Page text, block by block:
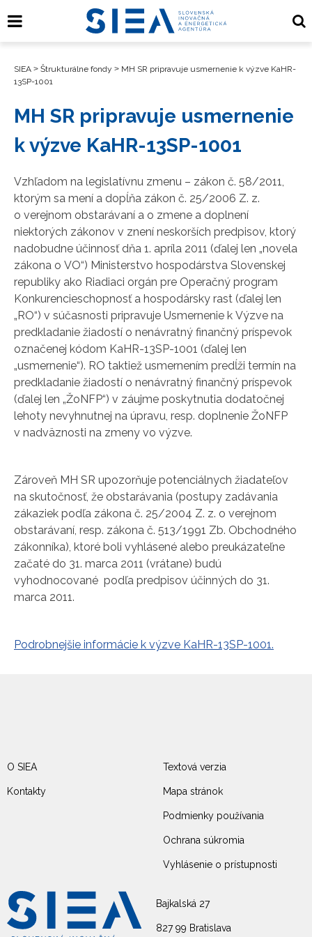
SIEA > Štrukturálne fondy > MH SR pripravuje usmernenie k výzve KaHR-
13SP-1001
MH SR pripravuje usmernenie
k výzve KaHR-13SP-1001
Vzhľadom na legislatívnu zmenu – zákon č. 58/2011,
ktorým sa mení a dopĺňa zákon č. 25/2006 Z. z.
o verejnom obstarávaní a o zmene a doplnení
niektorých zákonov v znení neskorších predpisov, ktorý
nadobudne účinnosť dňa 1. apríla 2011 (ďalej len „novela
zákona o VO“) Ministerstvo hospodárstva Slovenskej
republiky ako Riadiaci orgán pre Operačný program
Konkurencieschopnosť a hospodársky rast (ďalej len
„RO“) v súčasnosti pripravuje Usmernenie k Výzve na
predkladanie žiadostí o nenávratný finančný príspevok
označenej kódom KaHR-13SP-1001 (ďalej len
„usmernenie“). RO taktiež usmernením predĺži termín na
predkladanie žiadostí o nenávratný finančný príspevok
(ďalej len „ŽoNFP“) v záujme poskytnutia dodatočnej
lehoty nevyhnutnej na úpravu, resp. doplnenie ŽoNFP
v nadväznosti na zmeny vo výzve.
Zároveň MH SR upozorňuje potenciálnych žiadateľov
na skutočnosť, že obstarávania (postupy zadávania
zákaziek podľa zákona č. 25/2004 Z. z. o verejnom
obstarávaní, resp. zákona č. 513/1991 Zb. Obchodného
zákonníka), ktoré boli vyhlásené alebo preukázateľne
začaté do 31. marca 2011 (vrátane) budú
vyhodnocované podľa predpisov účinných do 31.
marca 2011.
Podrobnejšie informácie k výzve KaHR-13SP-1001.
Bajkalská 27
827 99 Bratislava
O SIEA
Kontakty
Textová verzia
Mapa stránok
Podmienky používania
Ochrana súkromia
Vyhlásenie o prístupnosti